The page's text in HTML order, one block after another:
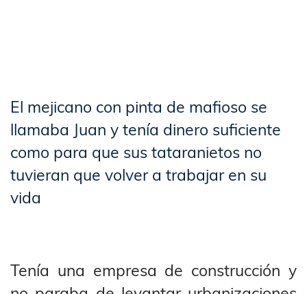
El mejicano con pinta de mafioso se
llamaba Juan y tenía dinero suficiente
como para que sus tataranietos no
tuvieran que volver a trabajar en su
vida
Tenía una empresa de construcción y